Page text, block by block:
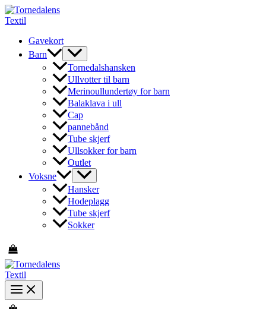
Hopp
rett
innholdetGavekort
Barn
Tornedalshansken
Ullvotter til barn
Merinoullundertøy for barn
Balaklava i ull
Cap
pannebånd
Tube skjerf
Ullsokker for barn
Outlet
Voksne
Hansker
Hodeplagg
Tube skjerf
Sokker